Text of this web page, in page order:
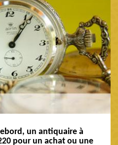
un antiquaire à
pour un achat ou une